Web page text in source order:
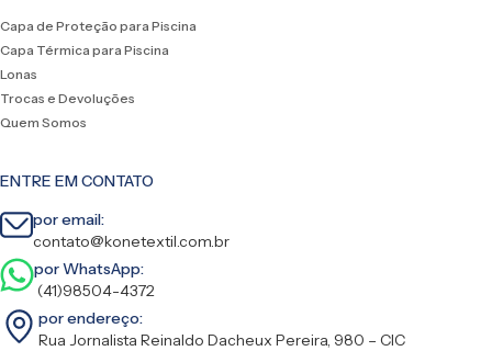
Capa de Proteção para Piscina
Capa Térmica para Piscina
Lonas
Trocas e Devoluções
Quem Somos
ENTRE EM CONTATO
por email:
contato@konetextil.com.br
por WhatsApp:
(41)98504-4372
por endereço:
Rua Jornalista Reinaldo Dacheux Pereira, 980 – CIC